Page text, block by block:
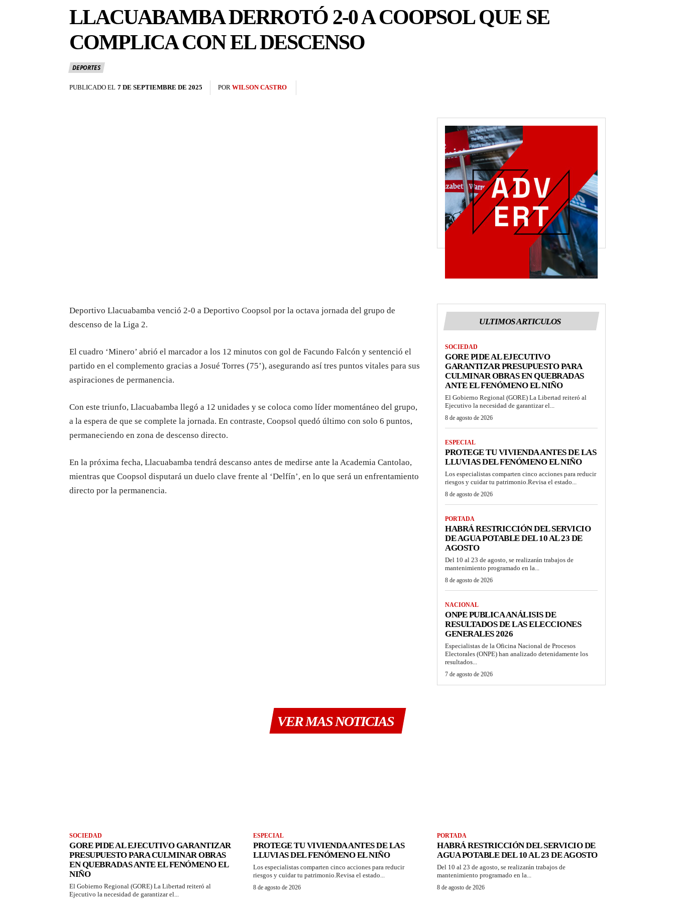
LLACUABAMBA DERROTÓ 2-0 A COOPSOL QUE SE
COMPLICA CON EL DESCENSO
DEPORTES
PUBLICADO EL 7 DE SEPTIEMBRE DE 2025 POR WILSON CASTRO
Deportivo Llacuabamba venció 2-0 a Deportivo Coopsol por la octava jornada del grupo de
descenso de la Liga 2.
El cuadro ‘Minero’ abrió el marcador a los 12 minutos con gol de Facundo Falcón y sentenció el
partido en el complemento gracias a Josué Torres (75’), asegurando así tres puntos vitales para sus
aspiraciones de permanencia.
Con este triunfo, Llacuabamba llegó a 12 unidades y se coloca como líder momentáneo del grupo,
a la espera de que se complete la jornada. En contraste, Coopsol quedó último con solo 6 puntos,
permaneciendo en zona de descenso directo.
En la próxima fecha, Llacuabamba tendrá descanso antes de medirse ante la Academia Cantolao,
mientras que Coopsol disputará un duelo clave frente al ‘Delfín’, en lo que será un enfrentamiento
directo por la permanencia.
ULTIMOS ARTICULOS
SOCIEDAD
GORE PIDE AL EJECUTIVO
GARANTIZAR PRESUPUESTO PARA
CULMINAR OBRAS EN QUEBRADAS
ANTE EL FENÓMENO EL NIÑO
El Gobierno Regional (GORE) La Libertad reiteró al
Ejecutivo la necesidad de garantizar el...
8 de agosto de 2026
ESPECIAL
PROTEGE TU VIVIENDA ANTES DE LAS
LLUVIAS DEL FENÓMENO EL NIÑO
Los especialistas comparten cinco acciones para reducir
riesgos y cuidar tu patrimonio.Revisa el estado...
8 de agosto de 2026
PORTADA
HABRÁ RESTRICCIÓN DEL SERVICIO
DE AGUA POTABLE DEL 10 AL 23 DE
AGOSTO
Del 10 al 23 de agosto, se realizarán trabajos de
mantenimiento programado en la...
8 de agosto de 2026
NACIONAL
ONPE PUBLICA ANÁLISIS DE
RESULTADOS DE LAS ELECCIONES
GENERALES 2026
Especialistas de la Oficina Nacional de Procesos
Electorales (ONPE) han analizado detenidamente los
resultados...
7 de agosto de 2026
VER MAS NOTICIAS
SOCIEDAD
GORE PIDE AL EJECUTIVO GARANTIZAR
PRESUPUESTO PARA CULMINAR OBRAS
EN QUEBRADAS ANTE EL FENÓMENO EL
NIÑO
El Gobierno Regional (GORE) La Libertad reiteró al
Ejecutivo la necesidad de garantizar el...
ESPECIAL
PROTEGE TU VIVIENDA ANTES DE LAS
LLUVIAS DEL FENÓMENO EL NIÑO
Los especialistas comparten cinco acciones para reducir
riesgos y cuidar tu patrimonio.Revisa el estado...
8 de agosto de 2026
PORTADA
HABRÁ RESTRICCIÓN DEL SERVICIO DE
AGUA POTABLE DEL 10 AL 23 DE AGOSTO
Del 10 al 23 de agosto, se realizarán trabajos de
mantenimiento programado en la...
8 de agosto de 2026